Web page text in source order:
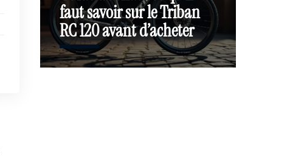
faut savoir sur le Triban
RC 120 avant d’acheter